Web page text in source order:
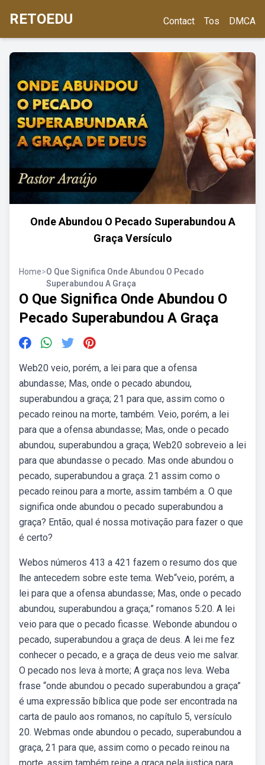
RETOEDU Contact Tos DMCA
Onde Abundou O Pecado Superabundou A
Graça Versículo
Home>O Que Significa Onde Abundou O Pecado
Superabundou A Graça
O Que Significa Onde Abundou O
Pecado Superabundou A Graça
Web20 veio, porém, a lei para que a ofensa
abundasse; Mas, onde o pecado abundou,
superabundou a graça; 21 para que, assim como o
pecado reinou na morte, também. Veio, porém, a lei
para que a ofensa abundasse; Mas, onde o pecado
abundou, superabundou a graça; Web20 sobreveio a lei
para que abundasse o pecado. Mas onde abundou o
pecado, superabundou a graça. 21 assim como o
pecado reinou para a morte, assim também a. O que
significa onde abundou o pecado superabundou a
graça? Então, qual é nossa motivação para fazer o que
é certo?
Webos números 413 a 421 fazem o resumo dos que
lhe antecedem sobre este tema. Web“veio, porém, a
lei para que a ofensa abundasse; Mas, onde o pecado
abundou, superabundou a graça;” romanos 5:20. A lei
veio para que o pecado ficasse. Webonde abundou o
pecado, superabundou a graça de deus. A lei me fez
conhecer o pecado, e a graça de deus veio me salvar.
O pecado nos leva à morte; A graça nos leva. Weba
frase “onde abundou o pecado superabundou a graça”
é uma expressão bíblica que pode ser encontrada na
carta de paulo aos romanos, no capítulo 5, versículo
20. Webmas onde abundou o pecado, superabundou a
graça, 21 para que, assim como o pecado reinou na